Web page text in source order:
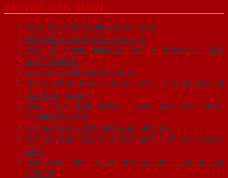
BÀI VIẾT LIÊN QUAN
Bảng Báo Giá Cửa Nhựa Hàn Quốc
BÁO GIÁ CỬA GỖ VÀ CỬA NHỰA
CỬA GỖ CÔNG NGHIỆP HDF – THƯƠNG HIỆU
SAIGONDOOR
Báo Giá Cửa Nhựa Hàn Quốc
【Cửa thông phòng loại nào tốt?】Giá bán các loại
cửa thông phòng
CỬA THÉP HÀN QUỐC | BÁO GIÁ CẬP NHẬT
THÁNG [7/2021]
TOP 50+ MẪU CỬA NHÀ ĐẸP HIỆN ĐẠI
TOP 20 MẪU CỬA NHÀ TẮM ĐẸP HỢP XU HƯỚNG
2021
CỬA NHÀ TẮM | CỬA NHÀ VỆ SINH GIÁ RẺ TẠI
TPHCM